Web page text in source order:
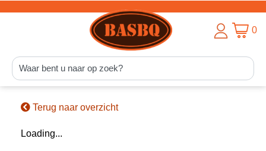
0
Terug naar overzicht
Loading...